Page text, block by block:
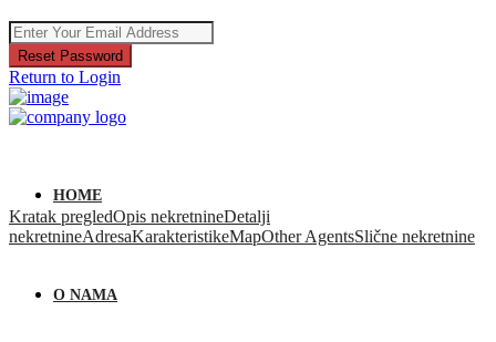
Reset Password
Return to Login
HOME
O NAMA
Kratak pregledOpis nekretnineDetalji
nekretnineAdresaKarakteristikeMapOther AgentsSlične nekretnine